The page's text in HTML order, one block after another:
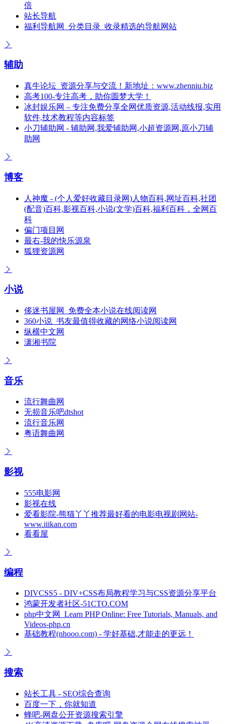
倍
站长导航
福利导航网_分类目录_收录精选的导航网站
辅助
真牛论坛_资源分享与交流！新地址：www.zhenniu.biz
高考100-专注高考，助你圆梦大学！
冰封娱乐网 – 专注免费分享全网优质资源,活动线报,实用
软件,技术教程等内容标签
小刀辅助网 - 辅助网,我爱辅助网,小超资源网,原小刀辅
助网
博客
人神魔 - (个人爱好收藏目录网)人物百科,网址百科,社团
(配音)百科,影视百科,小说(文学)百科,福利百科，全网百
科
偏门项目网
最右-我的快乐源泉
狐狸资源网
小说
侈迷书屋网_免费全本小说在线阅读网
360小说_书友最值得收藏的网络小说阅读网
纵横中文网
潇湘书院
音乐
流行舞曲网
无损音乐吧dtshot
流行音乐网
粤语舞曲网
影视
555电影网
影视在线
爱看影院-熊猫丫丫推荐最好看的电影电视剧网站-
www.iiikan.com
看看屋
编程
DIVCSS5 - DIV+CSS布局教程学习与CSS资源分享平台
鸿蒙开发者社区-51CTO.COM
php中文网_Learn PHP Online: Free Tutorials, Manuals, and
Videos-php.cn
基础教程(nhooo.com) - 学好基础,才能走的更远！
搜索
站长工具 - SEO综合查询
百度一下，你就知道
蜂吧-网盘公开资源搜索引擎